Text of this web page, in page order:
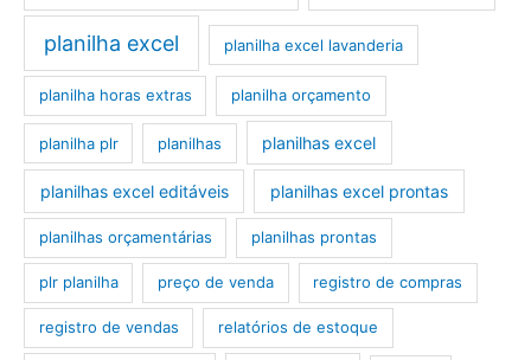
planilha excel planilha excel lavanderia
planilha horas extras planilha orçamento
planilha plr planilhas planilhas excel
planilhas excel editáveis planilhas excel prontas
planilhas orçamentárias planilhas prontas
plr planilha preço de venda registro de compras
registro de vendas relatórios de estoque